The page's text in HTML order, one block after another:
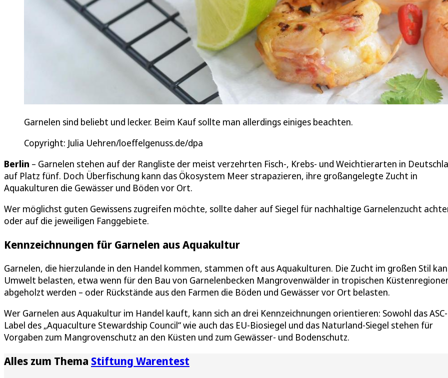
Garnelen sind beliebt und lecker. Beim Kauf sollte man allerdings einiges beachten.
Copyright: Julia Uehren/loeffelgenuss.de/dpa
Berlin – Garnelen stehen auf der Rangliste der meist verzehrten Fisch-, Krebs- und Weichtierarten in
auf Platz fünf. Doch Überfischung kann das Ökosystem Meer strapazieren, ihre großangelegte Zucht in
Aquakulturen die Gewässer und Böden vor Ort.
Wer möglichst guten Gewissens zugreifen möchte, sollte daher auf Siegel für nachhaltige Garnelenzucht
oder auf die jeweiligen Fanggebiete.
Kennzeichnungen für Garnelen aus Aquakultur
Garnelen, die hierzulande in den Handel kommen, stammen oft aus Aquakulturen. Die Zucht im großen Stil
Umwelt belasten, etwa wenn für den Bau von Garnelenbecken Mangrovenwälder in tropischen
abgeholzt werden – oder Rückstände aus den Farmen die Böden und Gewässer vor Ort belasten.
Wer Garnelen aus Aquakultur im Handel kauft, kann sich an drei Kennzeichnungen orientieren: Sowohl das ASC-
Label des „Aquaculture Stewardship Council“ wie auch das EU-Biosiegel und das Naturland-Siegel stehen für
Vorgaben zum Mangrovenschutz an den Küsten und zum Gewässer- und Bodenschutz.
Alles zum Thema Stiftung Warentest